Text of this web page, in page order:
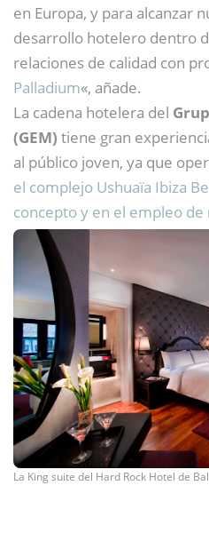
en Europa, y para alcanzar
desarrollo hotelero dentro
relaciones de calidad con
Palladium«, añade.
La cadena hotelera del
(GEM) tiene gran
al público joven, ya que
el complejo Ushuaïa Ibiza
concepto y en el empleo de
La King suite del Hard Rock Hotel de